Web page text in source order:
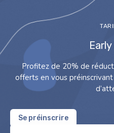
Profitez de 20% de
offerts en vous
Se préinscrire